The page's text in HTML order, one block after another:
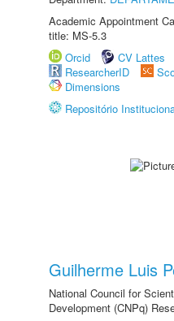
Academic Appointment
title: MS-5.3
Orcid
CV Lattes
ResearcherID
Dimensions
Repositório
Guilherme Luis
National Council for
Development (CNPq)